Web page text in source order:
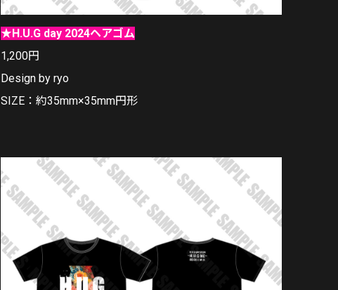
★H.U.G day 2024ヘアゴム
1,200円
Design by ryo
SIZE：約35mm×35mm円形